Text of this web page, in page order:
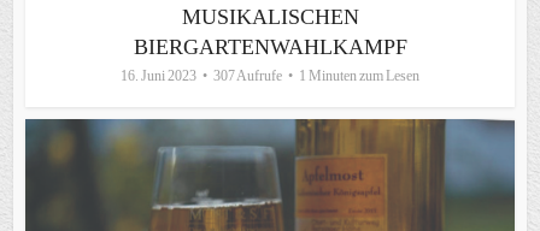
MUSIKALISCHEN
BIERGARTENWAHLKAMPF
16. Juni 2023 307 Aufrufe 1 Minuten zum Lesen